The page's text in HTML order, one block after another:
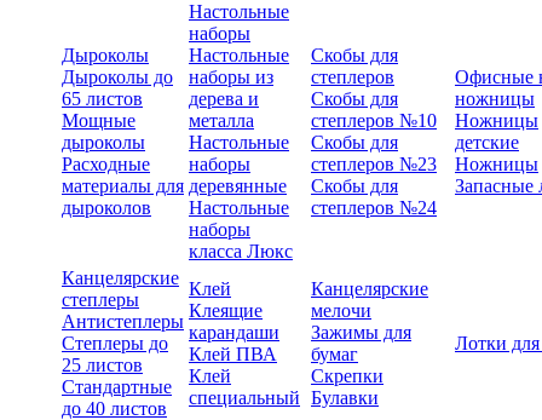
Дыроколы
Дыроколы до
65 листов
Мощные
дыроколы
Расходные
материалы для
дыроколов
Настольные
наборы
Настольные
наборы из
дерева и
металла
Настольные
наборы
деревянные
Настольные
наборы
класса Люкс
Скобы для
степлеров
Скобы для
степлеров №10
Скобы для
степлеров №23
Скобы для
степлеров №24
Офисные
ножницы
Ножницы
детские
Ножницы
Запасные
Канцелярские
степлеры
Антистеплеры
Степлеры до
25 листов
Стандартные
до 40 листов
Клей
Клеящие
карандаши
Клей ПВА
Клей
специальный
Канцелярские
мелочи
Зажимы для
бумаг
Скрепки
Булавки
Лотки